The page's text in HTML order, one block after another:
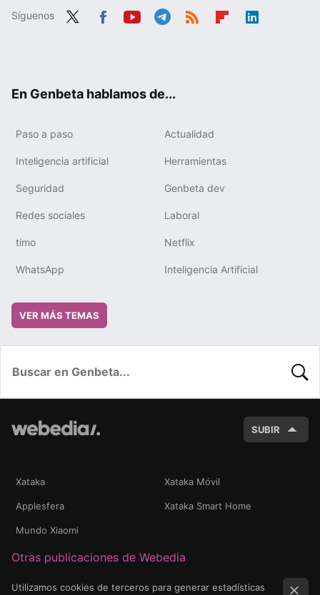
Síguenos
En Genbeta hablamos de...
Paso a paso Actualidad
Inteligencia artificial Herramientas
Seguridad Genbeta dev
Redes sociales Laboral
timo Netflix
WhatsApp Inteligencia Artificial
VER MÁS TEMAS
SUBIR
Xataka Xataka Móvil
Applesfera Xataka Smart Home
Mundo Xiaomi
Otras publicaciones de Webedia
Utilizamos cookies de terceros para generar estadísticas